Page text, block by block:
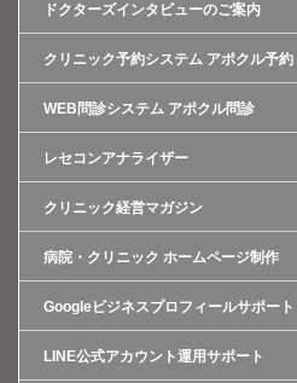
ドクターズインタビューのご案内
クリニック予約システム アポクル予約
WEB問診システム アポクル問診
レセコンアナライザー
クリニック経営マガジン
病院・クリニック ホームページ制作
Googleビジネスプロフィールサポート
LINE公式アカウント運用サポート